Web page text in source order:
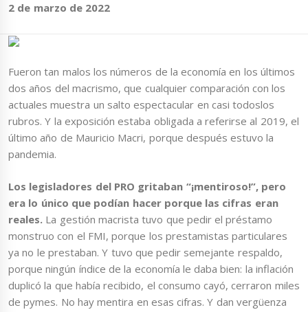
2 de marzo de 2022
Fueron tan malos los números de la economía en los últimos
dos años del macrismo, que cualquier comparación con los
actuales muestra un salto espectacular en casi todos​los
rubros. Y la exposición estaba obligada a referirse al 2019, el
último año de Mauricio Macri, porque después estuvo la
pandemia.
Los legisladores del PRO gritaban “¡mentiroso!”, pero
era lo único que podían hacer porque las cifras eran
reales. La gestión macrista tuvo que pedir el préstamo
monstruo con el FMI, porque los prestamistas particulares
ya no le prestaban. Y tuvo que pedir semejante respaldo,
porque ningún índice de la economía le daba bien: la inflación
duplicó la que había recibido, el consumo cayó, cerraron miles
de pymes. No hay mentira en esas cifras. Y dan vergüenza